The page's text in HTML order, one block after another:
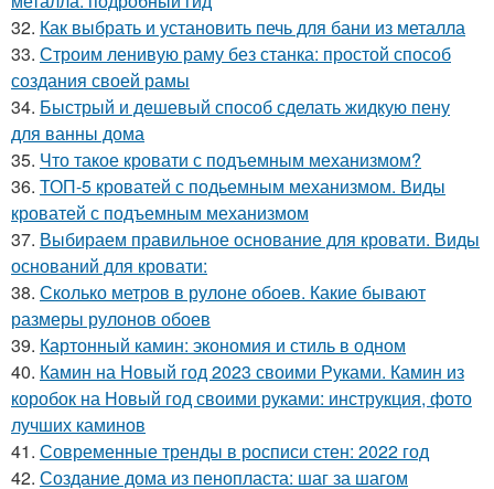
32. Как выбрать и установить печь для бани из металла
33. Строим ленивую раму без станка: простой способ
создания своей рамы
34. Быстрый и дешевый способ сделать жидкую пену
для ванны дома
35. Что такое кровати с подъемным механизмом?
36. ТОП-5 кроватей с подьемным механизмом. Виды
кроватей с подъемным механизмом
37. Выбираем правильное основание для кровати. Виды
оснований для кровати:
38. Сколько метров в рулоне обоев. Какие бывают
размеры рулонов обоев
39. Картонный камин: экономия и стиль в одном
40. Камин на Новый год 2023 своими Руками. Камин из
коробок на Новый год своими руками: инструкция, фото
лучших каминов
41. Современные тренды в росписи стен: 2022 год
42. Создание дома из пенопласта: шаг за шагом